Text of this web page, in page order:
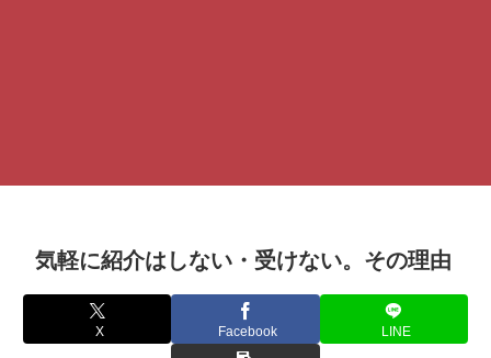
気軽に紹介はしない・受けない。その理由
X Facebook LINE